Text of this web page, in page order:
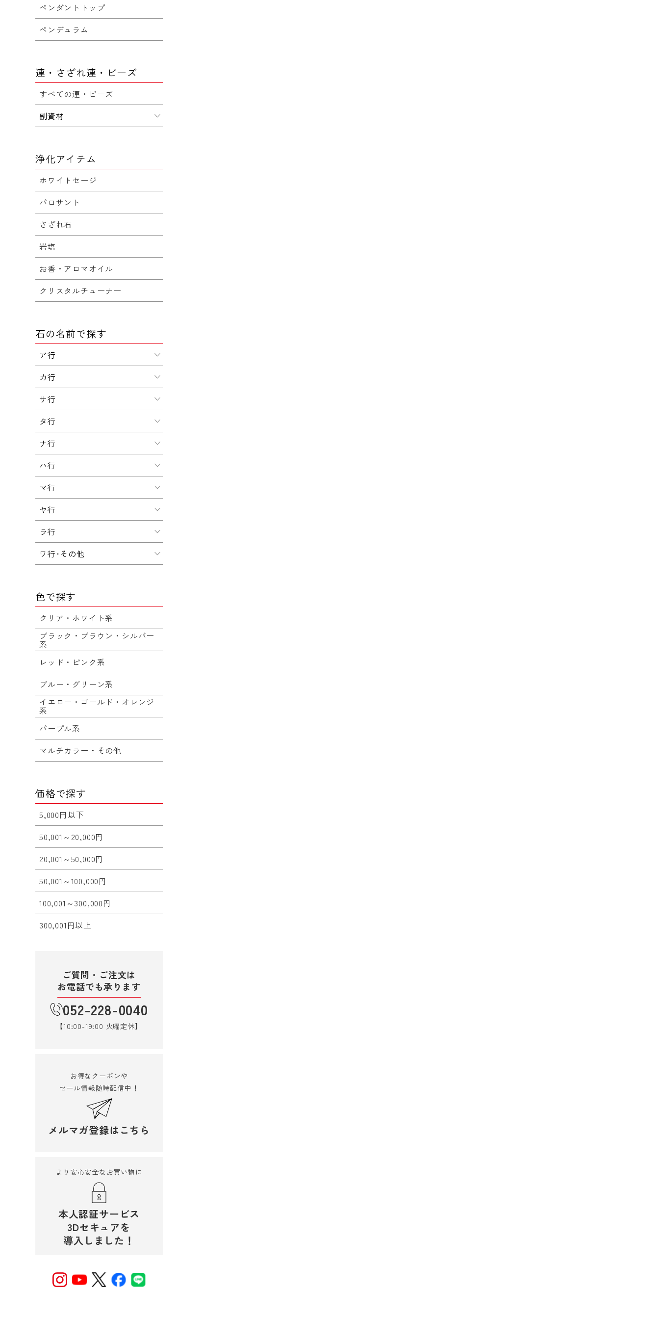
ペンダントトップ
ペンデュラム
連・さざれ連・ビーズ
すべての連・ビーズ
副資材
浄化アイテム
ホワイトセージ
パロサント
さざれ石
岩塩
お香・アロマオイル
クリスタルチューナー
石の名前で探す
ア行
カ行
サ行
タ行
ナ行
ハ行
マ行
ヤ行
ラ行
ワ行･その他
色で探す
クリア・ホワイト系
ブラック・ブラウン・シルバー
系
レッド・ピンク系
ブルー・グリーン系
イエロー・ゴールド・オレンジ
系
パープル系
マルチカラー・その他
価格で探す
5,000円以下
50,001～20,000円
20,001～50,000円
50,001～100,000円
100,001～300,000円
300,001円以上
ご質問・ご注文は
お電話でも承ります
052-228-0040
【10:00-19:00 火曜定休】
お得なクーポンや
セール情報随時配信中！
メルマガ登録はこちら
より安心安全なお買い物に
本人認証サービス
3Dセキュアを
導入しました！